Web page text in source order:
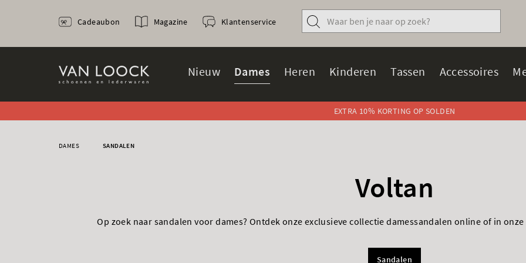
Nieuw Dames Heren Kinderen Tassen Accessoires
Cadeaubon Magazine Klantenservice
EXTRA 10% KORTING OP SOLDEN
DAMES SANDALEN
Voltan
Op zoek naar sandalen voor dames? Ontdek onze exclusieve collectie damessandalen online of in
Sandalen